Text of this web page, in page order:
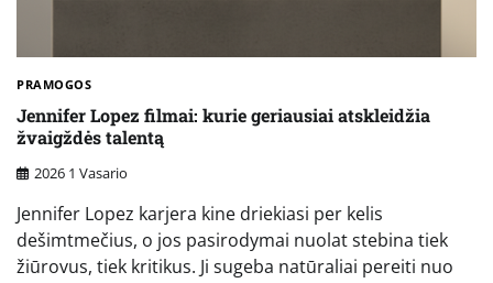
PRAMOGOS
Jennifer Lopez filmai: kurie geriausiai atskleidžia
žvaigždės talentą
2026 1 Vasario
Jennifer Lopez karjera kine driekiasi per kelis
dešimtmečius, o jos pasirodymai nuolat stebina tiek
žiūrovus, tiek kritikus. Ji sugeba natūraliai pereiti nuo